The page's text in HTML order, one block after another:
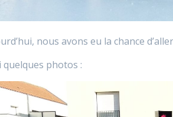
nous avons eu la chance
quelques photos :